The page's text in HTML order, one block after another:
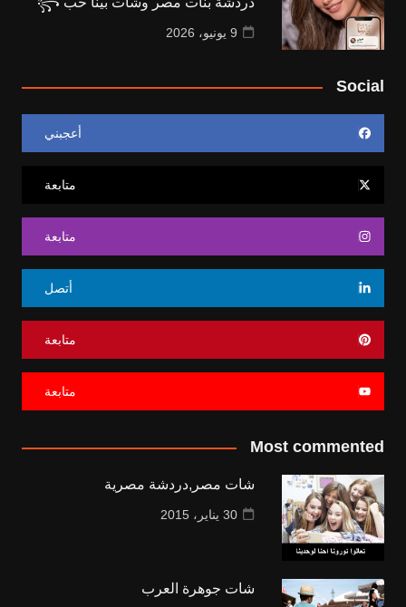
9 يونيو، 2026
Social
أعجبني
متابعة
متابعة
أتصل
متابعة
متابعة
Most commented
شات مصر,دردشة مصرية
30 يناير، 2015
شات جوهرة العرب